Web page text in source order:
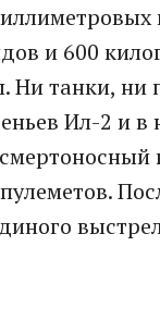
и 600
Ни танки, ни
Ил-2 и